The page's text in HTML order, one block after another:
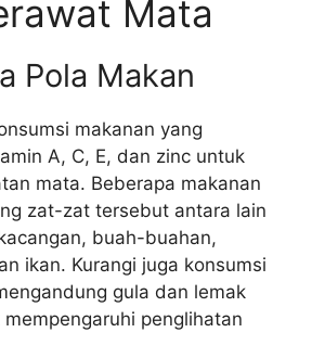
Mata
Pola Makan
makanan yang
A, C, E, dan zinc untuk
mata. Beberapa makanan
zat-zat tersebut antara lain
buah-buahan,
ikan. Kurangi juga konsumsi
gula dan lemak
penglihatan